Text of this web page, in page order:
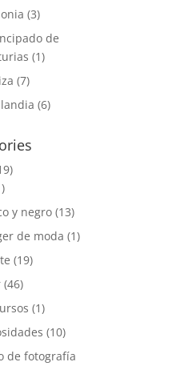
(3)
de
(1)
(7)
(6)
y negro (13)
de moda (1)
(19)
(46)
(1)
(10)
de fotografía